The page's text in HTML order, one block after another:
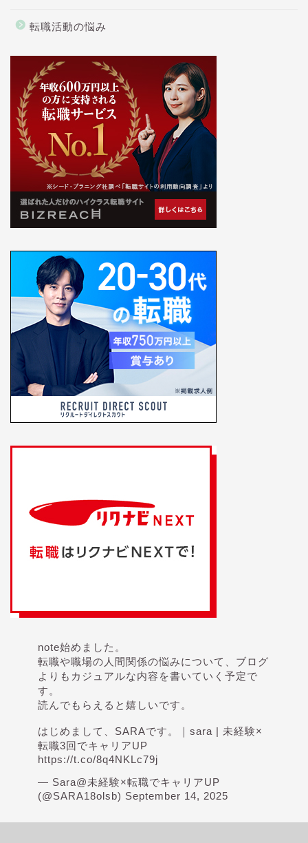
転職活動の悩み
note始めました。
転職や職場の人間関係の悩みについて、ブログ
よりもカジュアルな内容を書いていく予定で
す。
読んでもらえると嬉しいです。
はじめまして、SARAです。｜sara | 未経験×
転職3回でキャリアUP
https://t.co/8q4NKLc79j
— Sara@未経験×転職でキャリアUP
(@SARA18olsb) September 14, 2025